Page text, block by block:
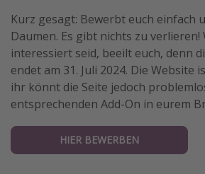
Kurz gesagt: Bewerbt euch einfach
Daumen. Es gibt nichts zu verlieren!
interessiert seid, beeilt euch, denn
endet am 31. Juli 2024. Die Website
ihr könnt die Seite jedoch
entsprechenden Add-On in eurem
HIER BEWERBEN